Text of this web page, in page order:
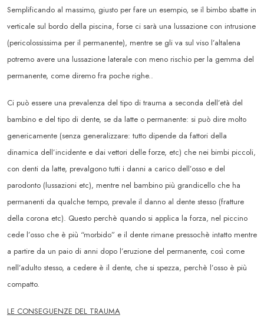
Semplificando al massimo, giusto per fare un esempio, se il bimbo sbatte in
verticale sul bordo della piscina, forse ci sarà una lussazione con intrusione
(pericolossissima per il permanente), mentre se gli va sul viso l’altalena
potremo avere una lussazione laterale con meno rischio per la gemma del
permanente, come diremo fra poche righe..
Ci può essere una prevalenza del tipo di trauma a seconda dell’età del
bambino e del tipo di dente, se da latte o permanente: si può dire molto
genericamente (senza generalizzare: tutto dipende da fattori della
dinamica dell’incidente e dai vettori delle forze, etc) che nei bimbi piccoli,
con denti da latte, prevalgono tutti i danni a carico dell’osso e del
parodonto (lussazioni etc), mentre nel bambino più grandicello che ha
permanenti da qualche tempo, prevale il danno al dente stesso (fratture
della corona etc). Questo perchè quando si applica la forza, nel piccino
cede l’osso che è più “morbido” e il dente rimane pressochè intatto mentre
a partire da un paio di anni dopo l’eruzione del permanente, così come
nell’adulto stesso, a cedere è il dente, che si spezza, perchè l’osso è più
compatto.
LE CONSEGUENZE DEL TRAUMA